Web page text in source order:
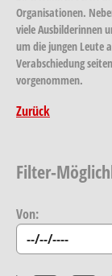
Organisationen.
viele Ausbilderinnen
um die jungen Leute
Verabschiedung
vorgenommen.
Zurück
Filter-
Von: